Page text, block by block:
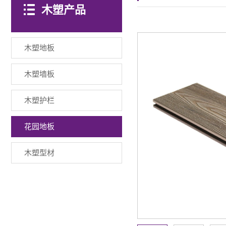
木塑产品
木塑地板
木塑墙板
木塑护栏
花园地板
木塑型材